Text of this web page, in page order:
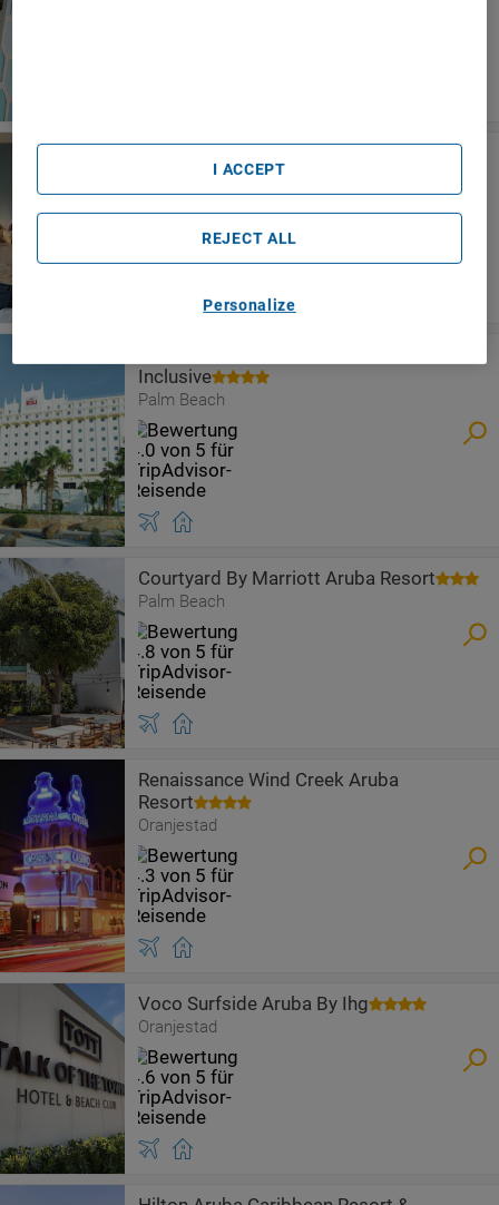
Oranjestad
Inclusive
Palm Beach
Courtyard By Marriott Aruba Resort
Palm Beach
Renaissance Wind Creek Aruba
Resort
Oranjestad
Voco Surfside Aruba By Ihg
Oranjestad
Personalize
REJECT ALL
I ACCEPT